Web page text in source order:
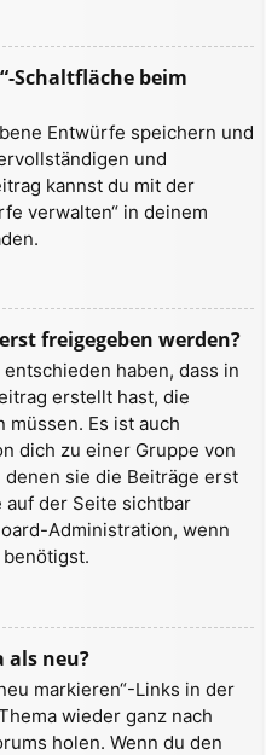
Schaltfläche beim
Entwürfe speichern und
und
kannst du mit der
verwalten“ in deinem
freigegeben werden?
haben, dass in
erstellt hast, die
Es ist auch
dich zu einer Gruppe von
sie die Beiträge erst
der Seite sichtbar
Administration, wenn
als neu?
markieren“-Links in der
wieder ganz nach
holen. Wenn du den